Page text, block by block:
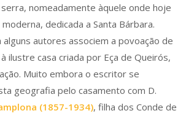
nomeadamente àquele onde hoje
dedicada a Santa Bárbara.
alguns autores associem a povoação de
ilustre casa criada por Eça de Queirós,
Muito embora o escritor se
geografia pelo casamento com D.
(1857-1934), filha dos Conde de